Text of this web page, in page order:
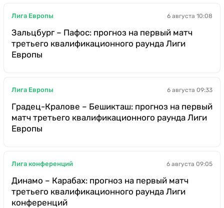
Лига Европы 6 августа 10:08
Зальцбург – Пафос: прогноз на первый матч
третьего квалификационного раунда Лиги
Европы
Лига Европы 6 августа 09:33
Градец-Кралове – Бешикташ: прогноз на первый
матч третьего квалификационного раунда Лиги
Европы
Лига конференций 6 августа 09:05
Динамо – Карабах: прогноз на первый матч
третьего квалификационного раунда Лиги
конференций